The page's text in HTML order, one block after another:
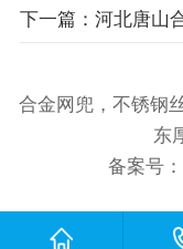
下一篇：河北唐山
合金网兜，不锈钢
东
备案号：